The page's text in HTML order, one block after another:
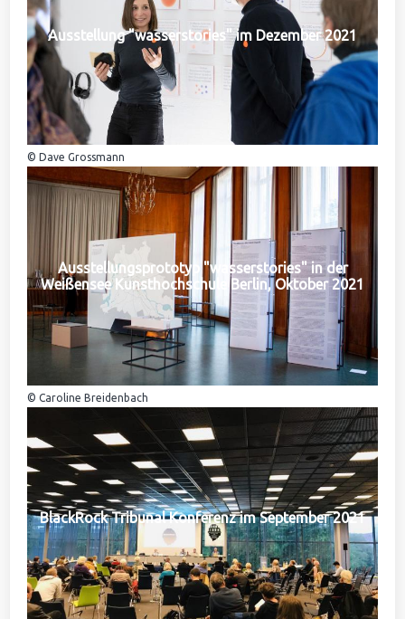
Ausstellung "wasserstories" im Dezember 2021
© Dave Grossmann
Ausstellungsprototyp "wasserstories" in der
Weißensee Kunsthochschule Berlin, Oktober 2021
© Caroline Breidenbach
BlackRock Tribunal Konferenz im September 2021